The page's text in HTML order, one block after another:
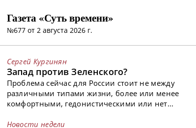
Газета «Суть времени»
№677 от 2 августа 2026 г.
Сергей Кургинян
Запад против Зеленского?
Проблема сейчас для России стоит не между
различными типами жизни, более или менее
комфортными, гедонистическими или нет...
Новости недели